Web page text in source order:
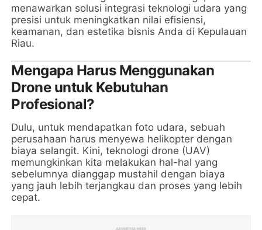
menawarkan solusi integrasi teknologi udara yang
presisi untuk meningkatkan nilai efisiensi,
keamanan, dan estetika bisnis Anda di Kepulauan
Riau.
Mengapa Harus Menggunakan
Drone untuk Kebutuhan
Profesional?
Dulu, untuk mendapatkan foto udara, sebuah
perusahaan harus menyewa helikopter dengan
biaya selangit. Kini, teknologi drone (UAV)
memungkinkan kita melakukan hal-hal yang
sebelumnya dianggap mustahil dengan biaya
yang jauh lebih terjangkau dan proses yang lebih
cepat.